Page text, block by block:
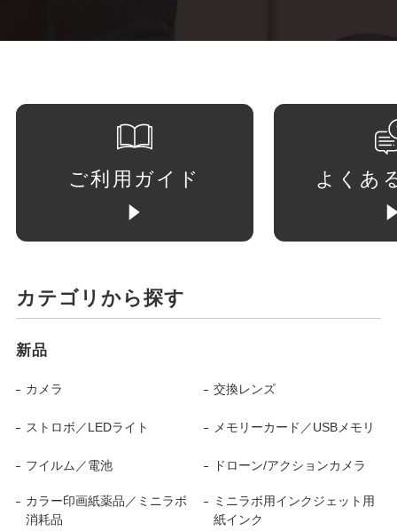
ご利用ガイド よくあ
カテゴリから探す
新品
カメラ 交換レンズ
ストロボ／LEDライト メモリーカード／USBメモリ
フイルム／電池 ドローン/アクションカメラ
カラー印画紙薬品／ミニラボ
消耗品
ミニラボ用インクジェット用
紙インク